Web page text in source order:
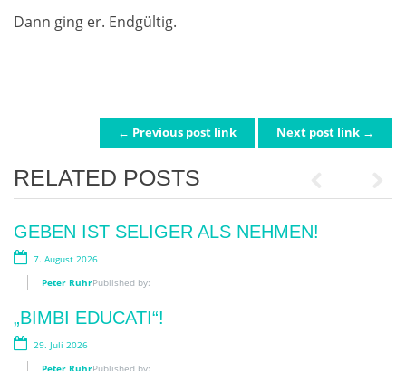
Dann ging er. Endgültig.
POST NAVIGATION
← Previous post link Next post link →
RELATED POSTS
GEBEN IST SELIGER ALS NEHMEN!
7. August 2026
Published by:
Peter Ruhr
„BIMBI EDUCATI“!
29. Juli 2026
Published by:
Peter Ruhr
WIRKLICH WICHTIG?
12. Juni 2026
Published by:
Peter Ruhr
SKANDAL!
2. Juni 2026
Published by:
Peter Ruhr